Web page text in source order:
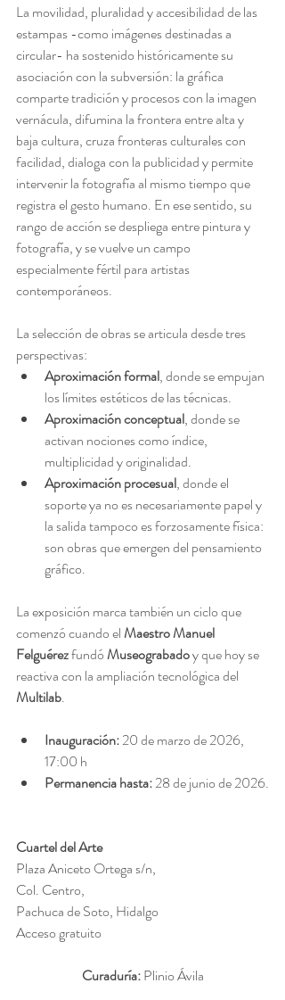
La movilidad, pluralidad y accesibilidad de las
estampas -como imágenes destinadas a
circular- ha sostenido históricamente su
asociación con la subversión: la gráfica
comparte tradición y procesos con la imagen
vernácula, difumina la frontera entre alta y
baja cultura, cruza fronteras culturales con
facilidad, dialoga con la publicidad y permite
intervenir la fotografía al mismo tiempo que
registra el gesto humano. En ese sentido, su
rango de acción se despliega entre pintura y
fotografía, y se vuelve un campo
especialmente fértil para artistas
contemporáneos.
La selección de obras se articula desde tres
perspectivas:
Aproximación formal, donde se empujan
los límites estéticos de las técnicas.
Aproximación conceptual, donde se
activan nociones como índice,
multiplicidad y originalidad.
Aproximación procesual, donde el
soporte ya no es necesariamente papel y
la salida tampoco es forzosamente física:
son obras que emergen del pensamiento
gráfico.
La exposición marca también un ciclo que
comenzó cuando el Maestro Manuel
Felguérez fundó Museograbado y que hoy se
reactiva con la ampliación tecnológica del
Multilab.
Inauguración: 20 de marzo de 2026,
17:00 h
Permanencia hasta: 28 de junio de 2026.
Cuartel del Arte
Plaza Aniceto Ortega s/n,
Col. Centro,
Pachuca de Soto, Hidalgo
Acceso gratuito
Curaduría: Plinio Ávila